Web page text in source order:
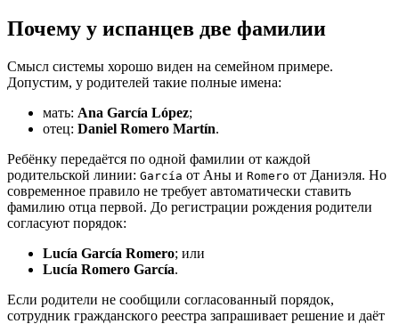
Почему у испанцев две фамилии
Смысл системы хорошо виден на семейном примере.
Допустим, у родителей такие полные имена:
мать: Ana García López;
отец: Daniel Romero Martín.
Ребёнку передаётся по одной фамилии от каждой
родительской линии: García от Аны и Romero от Даниэля. Но
современное правило не требует автоматически ставить
фамилию отца первой. До регистрации рождения родители
согласуют порядок:
Lucía García Romero; или
Lucía Romero García.
Если родители не сообщили согласованный порядок,
сотрудник гражданского реестра запрашивает решение и даёт